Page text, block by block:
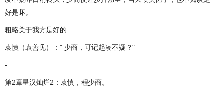
好是坏。
粗略关于我方是好的...
袁慎（袁善见）：" 少商，可记起凌不疑？"
-
第2章星汉灿烂2：袁慎，程少商。